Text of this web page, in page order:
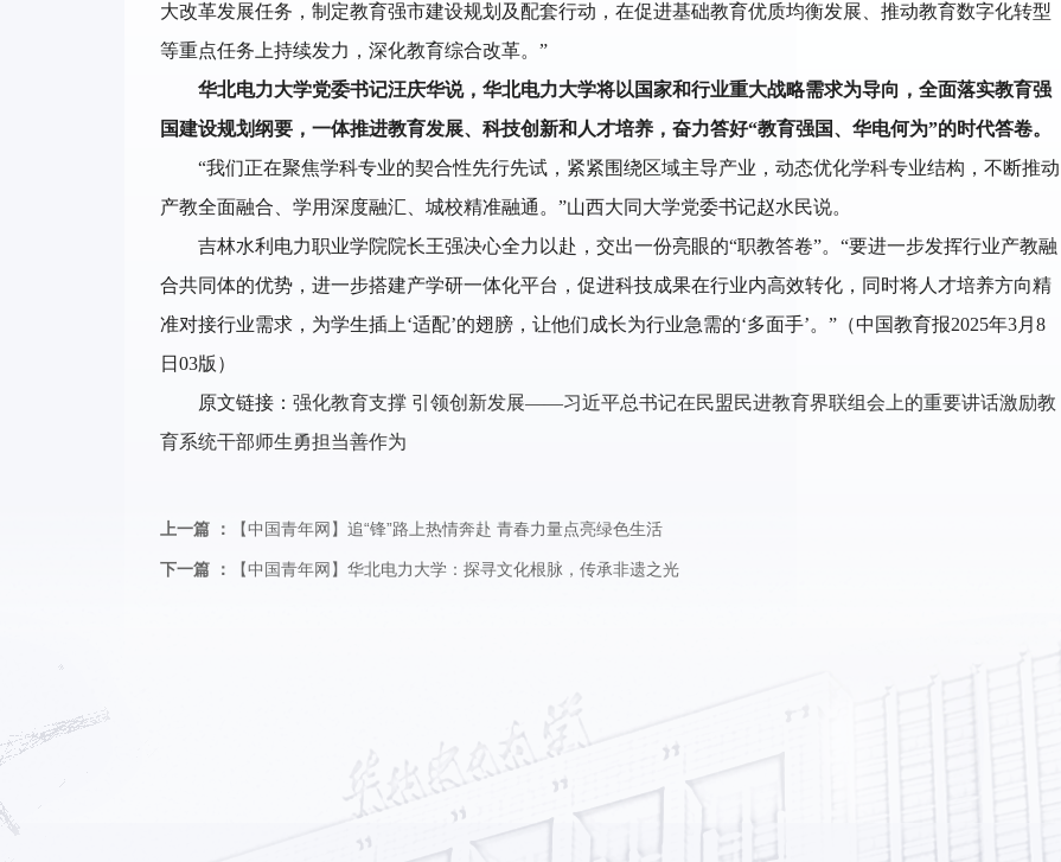
大改革发展任务，制定教育强市建设规划及配套行动，在促进基础教育优质均衡发展、推动教育数字化转型
等重点任务上持续发力，深化教育综合改革。”
华北电力大学党委书记汪庆华说，华北电力大学将以国家和行业重大战略需求为导向，全面落实教育强
国建设规划纲要，一体推进教育发展、科技创新和人才培养，奋力答好“教育强国、华电何为”的时代答卷。
“我们正在聚焦学科专业的契合性先行先试，紧紧围绕区域主导产业，动态优化学科专业结构，不断推动
产教全面融合、学用深度融汇、城校精准融通。”山西大同大学党委书记赵水民说。
吉林水利电力职业学院院长王强决心全力以赴，交出一份亮眼的“职教答卷”。“要进一步发挥行业产教融
合共同体的优势，进一步搭建产学研一体化平台，促进科技成果在行业内高效转化，同时将人才培养方向精
准对接行业需求，为学生插上‘适配’的翅膀，让他们成长为行业急需的‘多面手’。”（中国教育报2025年3月8
日03版 ）
原文链接： 强化教育支撑 引领创新发展——习近平总书记在民盟民进教育界联组会上的重要讲话激励教
育系统干部师生勇担当善作为
上一篇 ： 【中国青年网】追“锋”路上热情奔赴 青春力量点亮绿色生活
下一篇 ： 【中国青年网】华北电力大学：探寻文化根脉，传承非遗之光